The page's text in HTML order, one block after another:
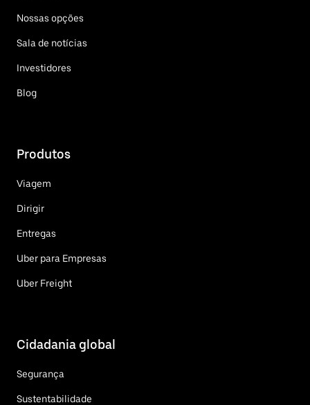
Nossas opções
Sala de notícias
Investidores
Blog
Produtos
Viagem
Dirigir
Entregas
Uber para Empresas
Uber Freight
Cidadania global
Segurança
Sustentabilidade